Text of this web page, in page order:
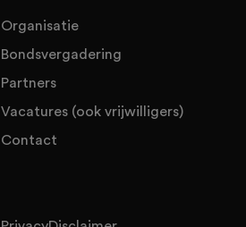
Organisatie
Bondsvergadering
Partners
Vacatures (ook vrijwilligers)
Contact